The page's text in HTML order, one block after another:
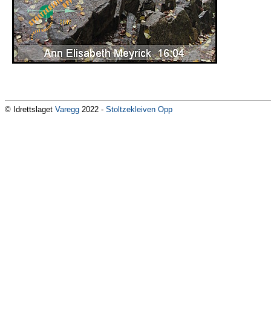
© Idrettslaget Varegg 2022 - Stoltzekleiven Opp